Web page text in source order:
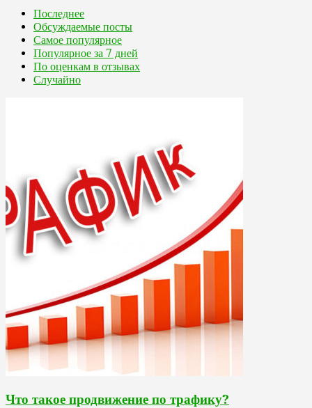
Последнее
Обсуждаемые посты
Самое популярное
Популярное за 7 дней
По оценкам в отзывах
Случайно
Что такое продвижение по трафику?